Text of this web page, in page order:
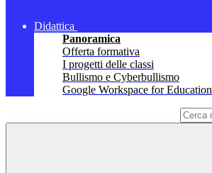
Didattica
Panoramica
Offerta formativa
I progetti delle classi
Bullismo e Cyberbullismo
Google Workspace for Education